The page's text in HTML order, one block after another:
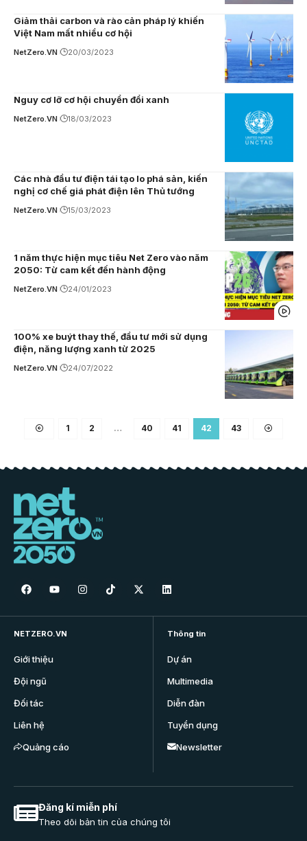
Giảm thải carbon và rào cản pháp lý khiến
Việt Nam mất nhiều cơ hội
NetZero.VN 20/03/2023
Nguy cơ lỡ cơ hội chuyển đổi xanh
NetZero.VN 18/03/2023
Các nhà đầu tư điện tái tạo lo phá sản, kiến
nghị cơ chế giá phát điện lên Thủ tướng
NetZero.VN 15/03/2023
1 năm thực hiện mục tiêu Net Zero vào năm
2050: Từ cam kết đến hành động
NetZero.VN 24/01/2023
100% xe buýt thay thế, đầu tư mới sử dụng
điện, năng lượng xanh từ 2025
NetZero.VN 24/07/2022
1 2 … 40 41 42 43
NETZERO.VN
Giới thiệu
Đội ngũ
Đối tác
Liên hệ
Quảng cáo
Thông tin
Dự án
Multimedia
Diễn đàn
Tuyển dụng
Newsletter
Đăng kí miễn phí
Theo dõi bản tin của chúng tôi